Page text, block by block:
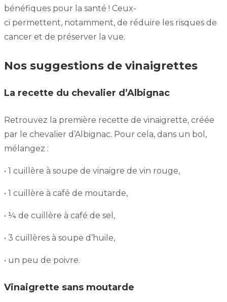
bénéfiques pour la santé ! Ceux-
ci permettent, notamment, de réduire les risques de
cancer et de préserver la vue.
Nos suggestions de vinaigrettes
La recette du chevalier d’Albignac
Retrouvez la première recette de vinaigrette, créée
par le chevalier d’Albignac. Pour cela, dans un bol,
mélangez :
• 1 cuillère à soupe de vinaigre de vin rouge,
• 1 cuillère à café de moutarde,
• ¼ de cuillère à café de sel,
• 3 cuillères à soupe d’huile,
• un peu de poivre.
Vinaigrette sans moutarde